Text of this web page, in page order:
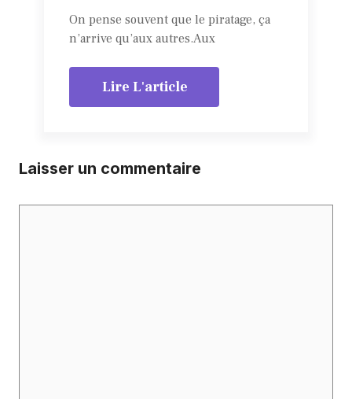
On pense souvent que le piratage, ça
n’arrive qu’aux autres.Aux
Lire L'article
Laisser un commentaire